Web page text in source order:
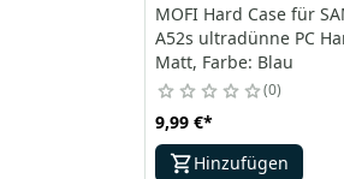
MOFI Hard Case für
A52s ultradünne PC
Matt, Farbe: Blau
0
9,99 €*
Hinzufügen